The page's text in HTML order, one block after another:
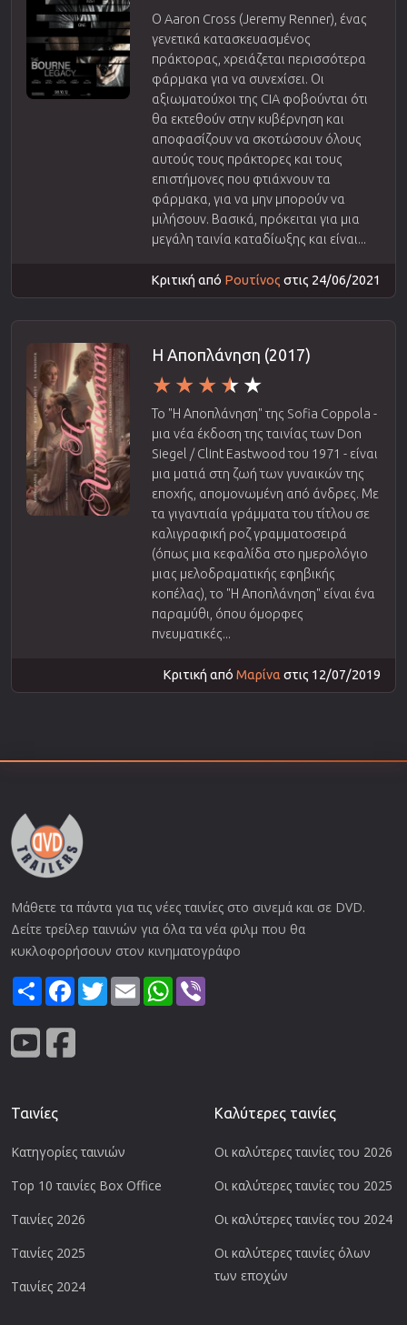
Ο Aaron Cross (Jeremy Renner), ένας
γενετικά κατασκευασμένος
πράκτορας, χρειάζεται περισσότερα
φάρμακα για να συνεχίσει. Οι
αξιωματούχοι της CIA φοβούνται ότι
θα εκτεθούν στην κυβέρνηση και
αποφασίζουν να σκοτώσουν όλους
αυτούς τους πράκτορες και τους
επιστήμονες που φτιάχνουν τα
φάρμακα, για να μην μπορούν να
μιλήσουν. Βασικά, πρόκειται για μια
μεγάλη ταινία καταδίωξης και είναι...
Κριτική από Ρουτίνος στις 24/06/2021
Η Αποπλάνηση (2017)
Το "Η Αποπλάνηση" της Sofia Coppola -
μια νέα έκδοση της ταινίας των Don
Siegel / Clint Eastwood του 1971 - είναι
μια ματιά στη ζωή των γυναικών της
εποχής, απομονωμένη από άνδρες. Με
τα γιγαντιαία γράμματα του τίτλου σε
καλιγραφική ροζ γραμματοσειρά
(όπως μια κεφαλίδα στο ημερολόγιο
μιας μελοδραματικής εφηβικής
κοπέλας), το "Η Αποπλάνηση" είναι ένα
παραμύθι, όπου όμορφες
πνευματικές...
Κριτική από Μαρίναστις 12/07/2019
Μάθετε τα πάντα για τις νέες ταινίες στο σινεμά και σε DVD.
Δείτε τρείλερ ταινιών για όλα τα νέα φιλμ που θα
κυκλοφορήσουν στον κινηματογράφο
ShareFacebook
TwitterEmail WhatsApp
Ταινίες
Κατηγορίες ταινιών
Top 10 ταινίες Box Office
Ταινίες 2026
Ταινίες 2025
Ταινίες 2024
Καλύτερες ταινίες
Οι καλύτερες ταινίες του 2026
Οι καλύτερες ταινίες του 2025
Οι καλύτερες ταινίες του 2024
Οι καλύτερες ταινίες όλων
των εποχών